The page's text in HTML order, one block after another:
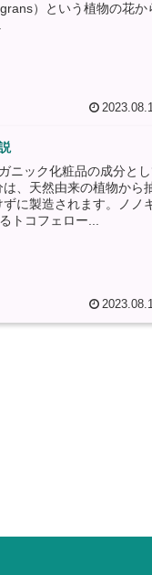
）という植物の花か
ニック化粧品の成分と
、天然由来の植物から
に製造されます。ノノ
トコフェロー...